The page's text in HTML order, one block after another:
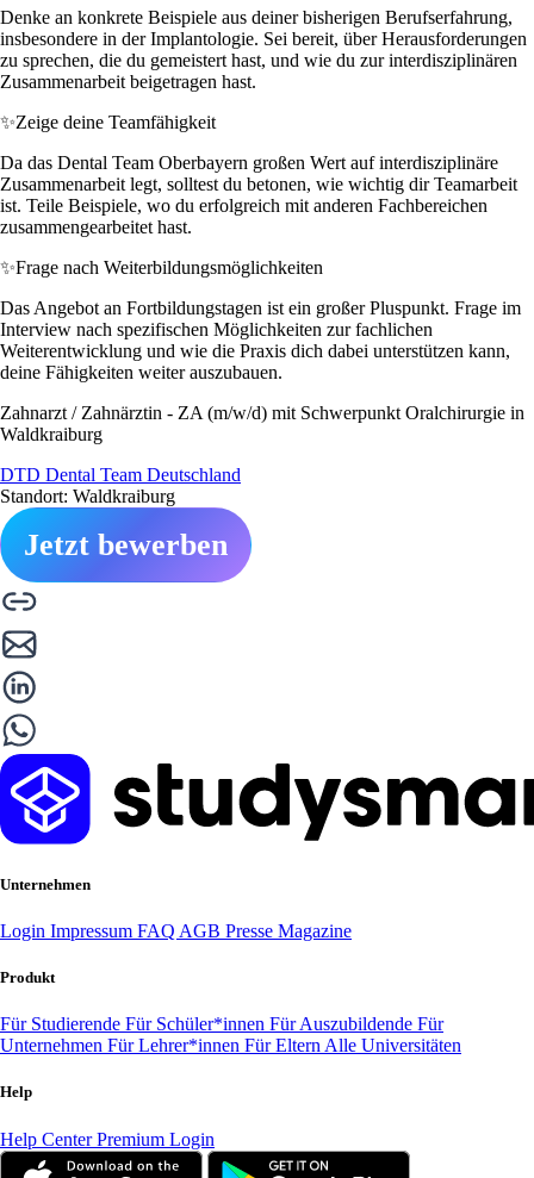
Denke an konkrete Beispiele aus deiner bisherigen Berufserfahrung,
insbesondere in der Implantologie. Sei bereit, über Herausforderungen
zu sprechen, die du gemeistert hast, und wie du zur interdisziplinären
Zusammenarbeit beigetragen hast.
✨Zeige deine Teamfähigkeit
Da das Dental Team Oberbayern großen Wert auf interdisziplinäre
Zusammenarbeit legt, solltest du betonen, wie wichtig dir Teamarbeit
ist. Teile Beispiele, wo du erfolgreich mit anderen Fachbereichen
zusammengearbeitet hast.
✨Frage nach Weiterbildungsmöglichkeiten
Das Angebot an Fortbildungstagen ist ein großer Pluspunkt. Frage im
Interview nach spezifischen Möglichkeiten zur fachlichen
Weiterentwicklung und wie die Praxis dich dabei unterstützen kann,
deine Fähigkeiten weiter auszubauen.
Zahnarzt / Zahnärztin - ZA (m/w/d) mit Schwerpunkt Oralchirurgie in
Waldkraiburg
DTD Dental Team Deutschland
Standort: Waldkraiburg
Jetzt bewerben
Unternehmen
Login Impressum FAQ AGB Presse Magazine
Produkt
Für Studierende Für Schüler*innen Für Auszubildende Für
Unternehmen Für Lehrer*innen Für Eltern Alle Universitäten
Help
Help CenterPremium Login